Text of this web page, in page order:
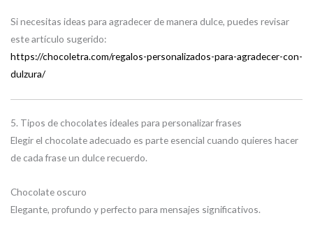
Si necesitas ideas para agradecer de manera dulce, puedes revisar
este artículo sugerido:
https://chocoletra.com/regalos-personalizados-para-agradecer-con-
dulzura/
5. Tipos de chocolates ideales para personalizar frases
Elegir el chocolate adecuado es parte esencial cuando quieres hacer
de cada frase un dulce recuerdo.
Chocolate oscuro
Elegante, profundo y perfecto para mensajes significativos.